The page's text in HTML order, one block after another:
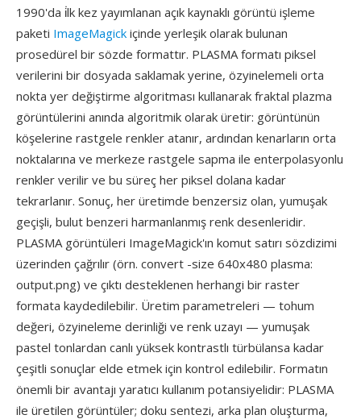
1990'da i̇lk kez yayımlanan açık kaynaklı görüntü işleme
paketi ImageMagick içinde yerleşik olarak bulunan
prosedürel bir sözde formattır. PLASMA formatı piksel
verilerini bir dosyada saklamak yerine, özyinelemeli orta
nokta yer değiştirme algoritması kullanarak fraktal plazma
görüntülerini anında algoritmik olarak üretir: görüntünün
köşelerine rastgele renkler atanır, ardından kenarların orta
noktalarına ve merkeze rastgele sapma ile enterpolasyonlu
renkler verilir ve bu süreç her piksel dolana kadar
tekrarlanır. Sonuç, her üretimde benzersiz olan, yumuşak
geçişli, bulut benzeri harmanlanmış renk desenleridir.
PLASMA görüntüleri ImageMagick'ın komut satırı sözdizimi
üzerinden çağrılır (örn. convert -size 640x480 plasma:
output.png) ve çıktı desteklenen herhangi bir raster
formata kaydedilebilir. Üretim parametreleri — tohum
değeri, özyineleme derinliği ve renk uzayı — yumuşak
pastel tonlardan canlı yüksek kontrastlı türbülansa kadar
çeşitli sonuçlar elde etmek için kontrol edilebilir. Formatın
önemli bir avantajı yaratıcı kullanım potansiyelidir: PLASMA
ile üretilen görüntüler; doku sentezi, arka plan oluşturma,